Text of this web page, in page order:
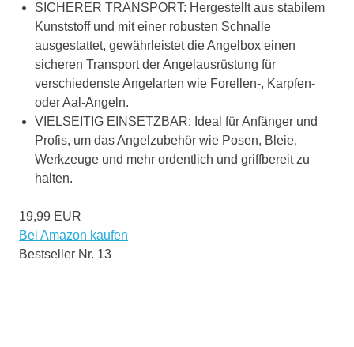
SICHERER TRANSPORT: Hergestellt aus stabilem
Kunststoff und mit einer robusten Schnalle
ausgestattet, gewährleistet die Angelbox einen
sicheren Transport der Angelausrüstung für
verschiedenste Angelarten wie Forellen-, Karpfen-
oder Aal-Angeln.
VIELSEITIG EINSETZBAR: Ideal für Anfänger und
Profis, um das Angelzubehör wie Posen, Bleie,
Werkzeuge und mehr ordentlich und griffbereit zu
halten.
19,99 EUR
Bei Amazon kaufen
Bestseller Nr. 13